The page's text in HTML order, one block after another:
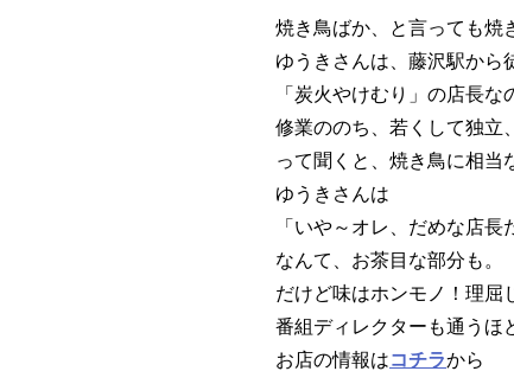
焼き鳥ばか、と言っても焼
ゆうきさんは、藤沢駅から
「炭火やけむり」の店長な
修業ののち、若くして独立
って聞くと、焼き鳥に相
ゆうきさんは
「いや～オレ、だめな店長
なんて、お茶目な部分も。
だけど味はホンモノ！理屈
番組ディレクターも通うほ
お店の情報はコチラから